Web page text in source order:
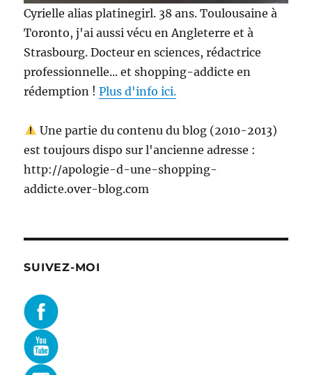
Cyrielle alias platinegirl. 38 ans. Toulousaine à
Toronto, j'ai aussi vécu en Angleterre et à
Strasbourg. Docteur en sciences, rédactrice
professionnelle... et shopping-addicte en
rédemption !Plus d'info ici.
Une partie du contenu du blog (2010-2013)
est toujours dispo sur l'ancienne adresse :
http://apologie-d-une-shopping-
addicte.over-blog.com
SUIVEZ-MOI